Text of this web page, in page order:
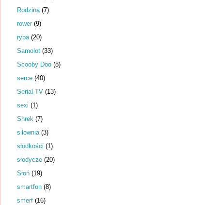
Rodzina (7)
rower (9)
ryba (20)
Samolot (33)
Scooby Doo (8)
serce (40)
Serial TV (13)
sexi (1)
Shrek (7)
siłownia (3)
słodkości (1)
słodycze (20)
Słoń (19)
smartfon (8)
smerf (16)